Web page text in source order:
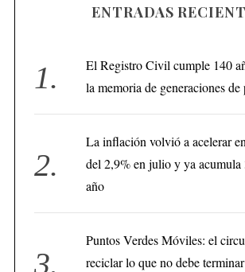
ENTRADAS
El Registro Civil cumple 140
la memoria de generaciones de
La inflación volvió a acelerar
del 2,9% en julio y ya acumula
año
Puntos Verdes Móviles: el
reciclar lo que no debe